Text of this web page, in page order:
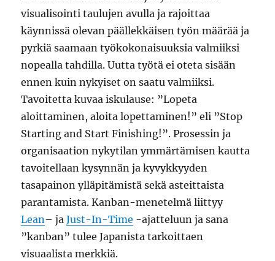
visualisointi taulujen avulla ja rajoittaa
käynnissä olevan päällekkäisen työn määrää ja
pyrkiä saamaan työkokonaisuuksia valmiiksi
nopealla tahdilla. Uutta työtä ei oteta sisään
ennen kuin nykyiset on saatu valmiiksi.
Tavoitetta kuvaa iskulause: ”Lopeta
aloittaminen, aloita lopettaminen!” eli ”Stop
Starting and Start Finishing!”. Prosessin ja
organisaation nykytilan ymmärtämisen kautta
tavoitellaan kysynnän ja kyvykkyyden
tasapainon ylläpitämistä sekä asteittaista
parantamista. Kanban-menetelmä liittyy
Lean– jaJust-In-Time -ajatteluun ja sana
”kanban” tulee Japanista tarkoittaen
visuaalista merkkiä.